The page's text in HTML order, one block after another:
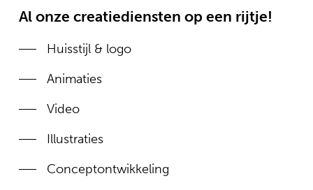
Al onze creatiediensten op een rijtje!
Huisstijl & logo
Animaties
Video
Illustraties
Conceptontwikkeling